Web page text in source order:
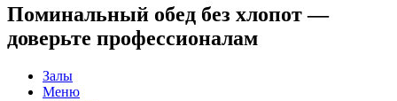
Поминальный обед без хлопот —
доверьте профессионалам
Залы
Меню